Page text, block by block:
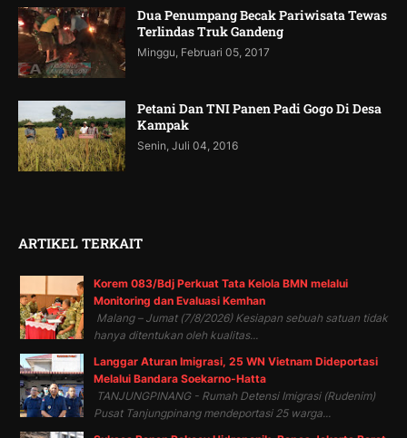
Dua Penumpang Becak Pariwisata Tewas
Terlindas Truk Gandeng
Minggu, Februari 05, 2017
Petani Dan TNI Panen Padi Gogo Di Desa
Kampak
Senin, Juli 04, 2016
ARTIKEL TERKAIT
Korem 083/Bdj Perkuat Tata Kelola BMN melalui
Monitoring dan Evaluasi Kemhan
Malang – Jumat (7/8/2026) Kesiapan sebuah satuan tidak
hanya ditentukan oleh kualitas...
Langgar Aturan Imigrasi, 25 WN Vietnam Dideportasi
Melalui Bandara Soekarno-Hatta
TANJUNGPINANG - Rumah Detensi Imigrasi (Rudenim)
Pusat Tanjungpinang mendeportasi 25 warga...